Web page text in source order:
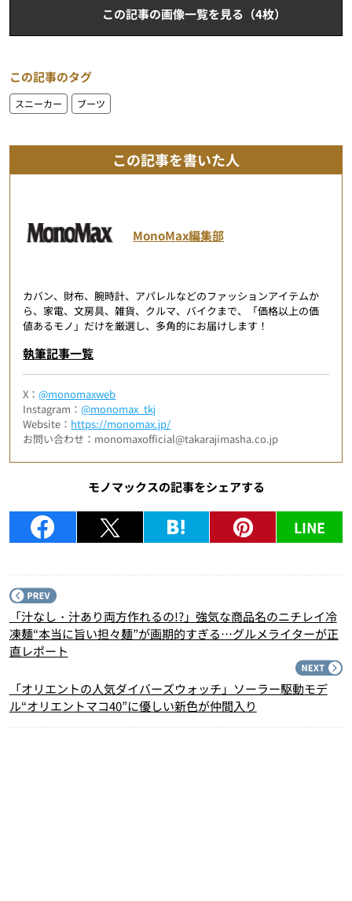
この記事の画像一覧を見る（4枚）
この記事のタグ
スニーカー ブーツ
この記事を書いた人
MonoMax編集部
カバン、財布、腕時計、アパレルなどのファッションアイテムか
ら、家電、文房具、雑貨、クルマ、バイクまで、「価格以上の価
値あるモノ」だけを厳選し、多角的にお届けします！
執筆記事一覧
X：@monomaxweb
Instagram：@monomax_tkj
Website： https://monomax.jp/
お問い合わせ：monomaxofficial@takarajimasha.co.jp
モノマックスの記事をシェアする
LINE
「汁なし・汁あり両方作れるの!?」強気な商品名のニチレイ冷
凍麺“本当に旨い担々麺”が画期的すぎる…グルメライターが正
直レポート
「オリエントの人気ダイバーズウォッチ」ソーラー駆動モデ
ル“オリエントマコ40”に優しい新色が仲間入り